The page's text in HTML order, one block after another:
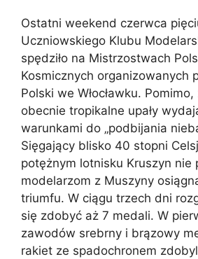
Ostatni weekend czerwca
Uczniowskiego Klubu
spędziło na Mistrzostwach
Kosmicznych organizowanych
Polski we Włocławku.
obecnie tropikalne upały
warunkami do „podbijania
Sięgający blisko 40 stopni
potężnym lotnisku Kruszyn nie
modelarzom z Muszyny
triumfu. W ciągu trzech dni
się zdobyć aż 7 medali. W
zawodów srebrny i brązowy
rakiet ze spadochronem